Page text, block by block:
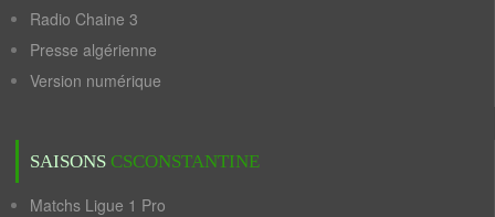
Radio Chaine 3
Presse algérienne
Version numérique
SAISONS CSCONSTANTINE
Matchs Ligue 1 Pro